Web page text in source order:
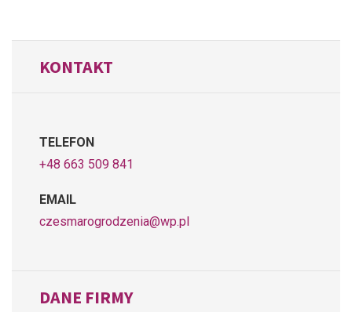
KONTAKT
TELEFON
+48 663 509 841
EMAIL
czesmarogrodzenia@wp.pl
DANE FIRMY